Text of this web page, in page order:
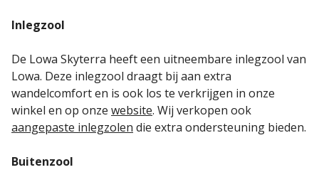
Inlegzool
De Lowa Skyterra heeft een uitneembare inlegzool van
Lowa. Deze inlegzool draagt bij aan extra
wandelcomfort en is ook los te verkrijgen in onze
winkel en op onze website. Wij verkopen ook
aangepaste inlegzolen die extra ondersteuning bieden.
Buitenzool